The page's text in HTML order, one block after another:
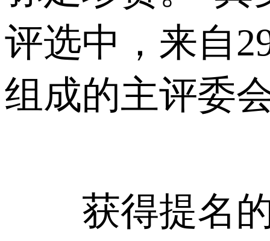
评选中，来自
组成的主评委
获得提名的